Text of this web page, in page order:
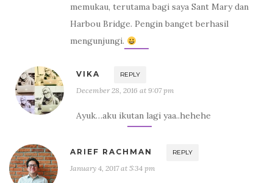
memukau, terutama bagi saya Sant Mary dan
Harbou Bridge. Pengin banget berhasil
mengunjungi.
VIKA REPLY
December 28, 2016 at 9:07 pm
Ayuk…aku ikutan lagi yaa..hehehe
ARIEF RACHMAN REPLY
January 4, 2017 at 5:34 pm